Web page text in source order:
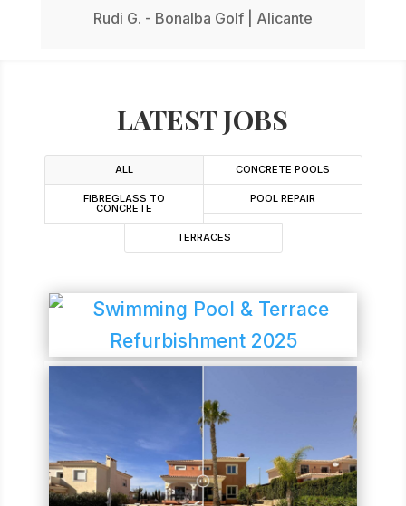
Rudi G. - Bonalba Golf | Alicante
LATEST JOBS
ALL CONCRETE POOLS
FIBREGLASS TO
CONCRETE
POOL REPAIR
TERRACES